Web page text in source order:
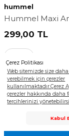
Çerez Politikası
Web sitemizde size
verebilmek için çerezler
kullanılmaktadır.Çerez
çerezler hakkında daha
tercihlerinizi
Kabul
Destek
hummel
Hummel Maxi
299,00 TL
Sepete Ekle
Seçilen0ürün